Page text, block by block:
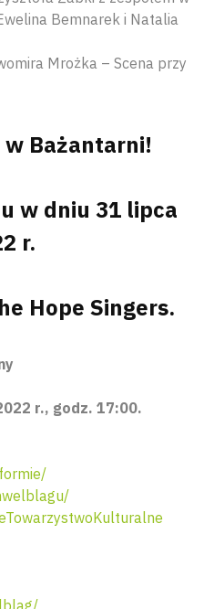
Bemnarek i Natalia
Mrożka – Scena przy
w Bażantarni!
w dniu 31 lipca
r.
Hope Singers.
r., godz. 17:00.